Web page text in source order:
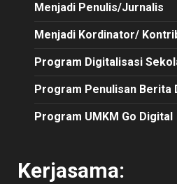
Menjadi Penulis/Jurnalis
Menjadi Kordinator/
Program Digitalisasi
Program Penulisan Berita
Program UMKM Go Digital
Kerjasama: